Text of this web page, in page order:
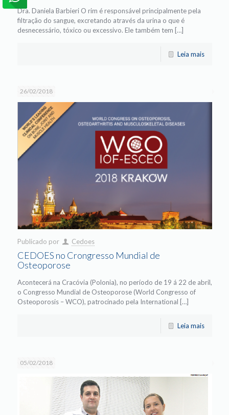
Dra. Daniela Barbieri O rim é responsável principalmente pela
filtração do sangue, excretando através da urina o que é
desnecessário, tóxico ou excessivo. Ele também tem […]
Leia mais
26/02/2018
Publicado por Cedoes
CEDOES no Crongresso Mundial de
Osteoporose
Acontecerá na Cracóvia (Polonia), no período de 19 á 22 de abril,
o Congresso Mundial de Osteoporose (World Congresso of
Osteoporosis – WCO), patrocinado pela International […]
Leia mais
05/02/2018